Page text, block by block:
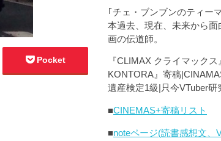
Pocket
｢チェ・ブンブンのティー
本過去、現在、未来から
画の伝道師。
『CLIMAX クライマック
KONTORA』寄稿
遺産検定1級|只今VTuber研
■CINEMAS+寄稿リスト
■noteページ(読書感想文、